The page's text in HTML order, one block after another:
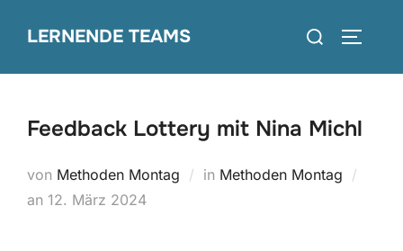
InhaltLERNENDE TEAMS
Suchen
Feedback Lottery mit Nina Michl
von Methoden Montag in Methoden Montag
an Veröffentlicht
12. März 2024